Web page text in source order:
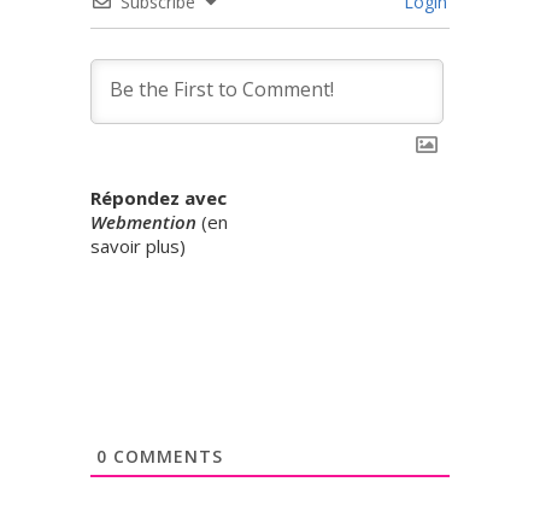
Répondez avec
Webmention (en
savoir plus)
0 COMMENTS